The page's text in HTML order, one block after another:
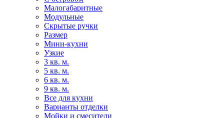
Малогабаритные
Модульные
Скрытые ручки
Размер
Мини-кухни
Узкие
3 кв. м.
5 кв. м.
6 кв. м.
9 кв. м.
Все для кухни
Варианты отделки
Мойки и смесители